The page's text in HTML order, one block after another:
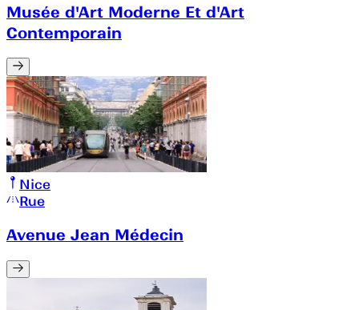
Musée d'Art Moderne Et d'Art
Contemporain
Nice
Rue
Avenue Jean Médecin